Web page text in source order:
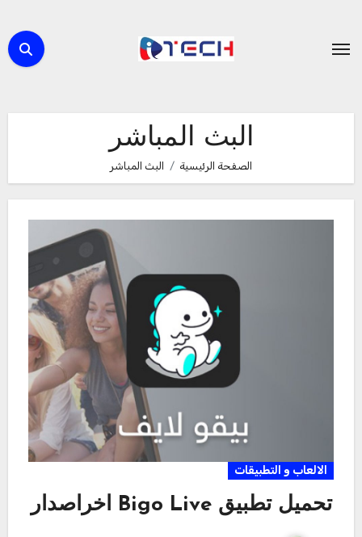
المحتوى
البث المباشر
الصفحة الرئيسية البث المباشر
الالعاب و التطبيقات
تحميل تطبيق Bigo Live اخراصدار